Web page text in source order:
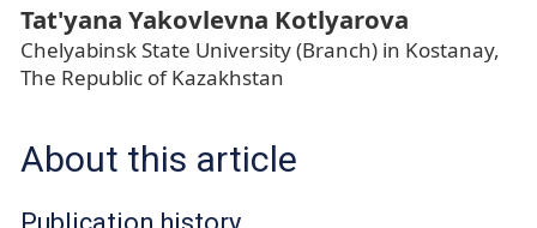
Tat'yana Yakovlevna Kotlyarova
Chelyabinsk State University (Branch) in Kostanay,
The Republic of Kazakhstan
About this article